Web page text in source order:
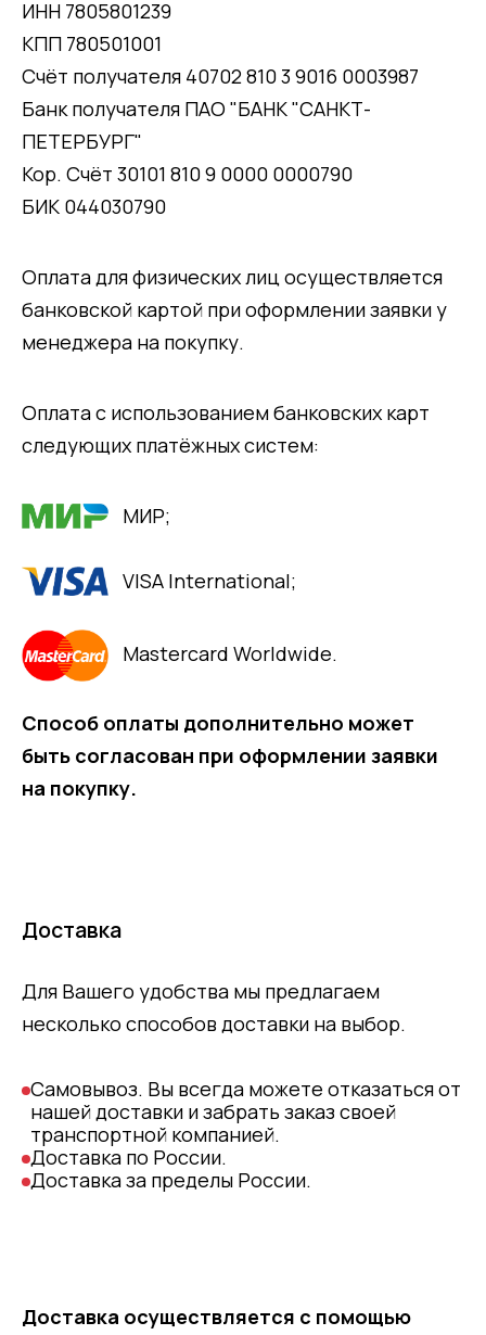
ИНН 7805801239
КПП 780501001
Счёт получателя 40702 810 3 9016 0003987
Банк получателя ПАО "БАНК "САНКТ-
ПЕТЕРБУРГ"
Кор. Счёт 30101 810 9 0000 0000790
БИК 044030790
Оплата для физических лиц осуществляется
банковской картой при оформлении заявки у
менеджера на покупку.
Оплата с использованием банковских карт
следующих платёжных систем:
МИР;
VISA International;
Mastercard Worldwide.
Способ оплаты дополнительно может
быть согласован при оформлении заявки
на покупку.
Доставка
Для Вашего удобства мы предлагаем
несколько способов доставки на выбор.
Самовывоз. Вы всегда можете отказаться от
нашей доставки и забрать заказ своей
транспортной компанией.
Доставка по России.
Доставка за пределы России.
Доставка осуществляется с помощью